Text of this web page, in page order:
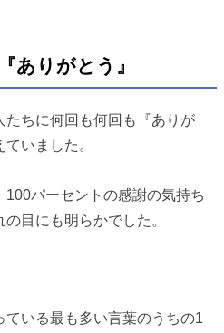
ありがとう』
ちに何回も何回も『ありが
いました。
パーセントの感謝の気持ち
目にも明らかでした。
いる最も多い言葉のうちの1